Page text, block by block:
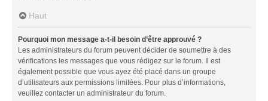
Haut
Pourquoi mon message a-t-il besoin d’être approuvé ?
Les administrateurs du forum peuvent décider de soumettre à des
vérifications les messages que vous rédigez sur le forum. Il est
également possible que vous ayez été placé dans un groupe
d’utilisateurs aux permissions limitées. Pour plus d’informations,
veuillez contacter un administrateur du forum.